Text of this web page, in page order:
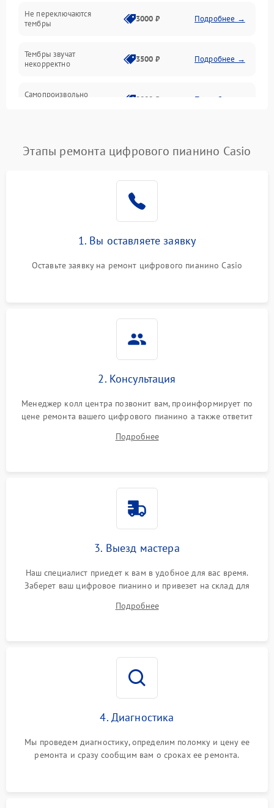
Аудио
Оптика
Не переключаются
тембры
3000 ₽ Подробнее →
Тембры звучат
некорректно
3500 ₽ Подробнее →
Самопроизвольно
2800 ₽ Подробнее →
Этапы ремонта цифрового пианино Casio
1. Вы оставляете заявку
Оставьте заявку на ремонт цифрового пианино Casio
2. Консультация
Менеджер колл центра позвонит вам, проинформирует по
цене ремонта вашего цифрового пианино а также ответит
Подробнее
3. Выезд мастера
Наш специалист приедет к вам в удобное для вас время.
Заберет ваш цифровое пианино и привезет на склад для
Подробнее
4. Диагностика
Мы проведем диагностику, определим поломку и цену ее
ремонта и сразу сообщим вам о сроках ее ремонта.